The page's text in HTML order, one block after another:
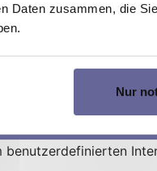
Daten zusammen, die
Nur
der
zur Verfügung:
wird durchgeführt.
alle 100
benutzerdefinierten